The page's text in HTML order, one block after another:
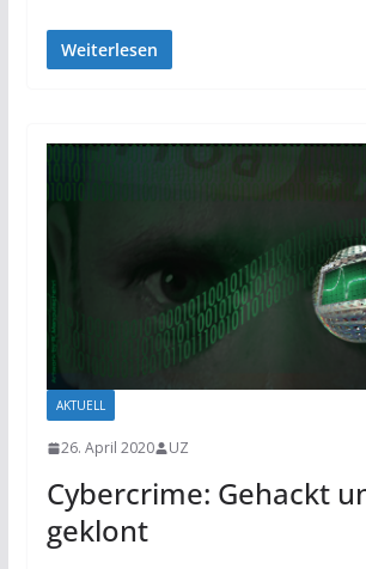
Weiterlesen
AKTUELL
26. April 2020 UZ
Cybercrime: Gehackt
geklont